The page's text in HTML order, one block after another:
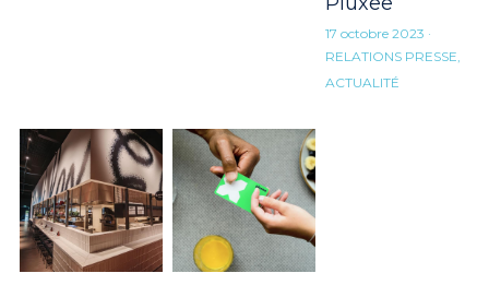
17 octobre 2023 ·
RELATIONS PRESSE,
ACTUALITÉ